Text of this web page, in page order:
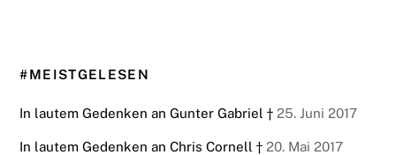
#MEISTGELESEN
In lautem Gedenken an Gunter Gabriel † 25. Juni 2017
In lautem Gedenken an Chris Cornell † 20. Mai 2017